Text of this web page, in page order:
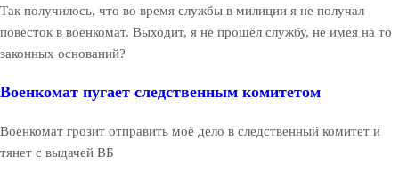
Так получилось, что во время службы в милиции я не получал
повесток в военкомат. Выходит, я не прошёл службу, не имея на то
законных оснований?
Военкомат пугает следственным комитетом
Военкомат грозит отправить моё дело в следственный комитет и
тянет с выдачей ВБ